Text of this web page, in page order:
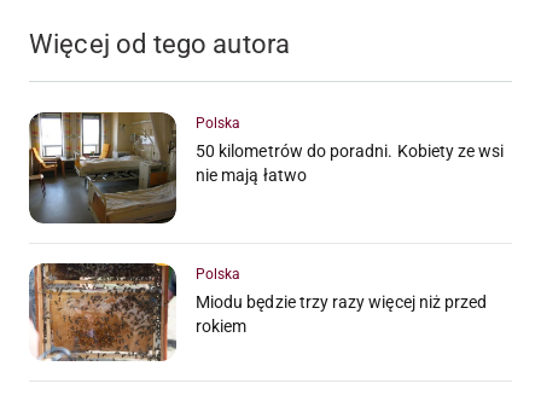
Więcej od tego autora
Polska
50 kilometrów do poradni. Kobiety ze wsi
nie mają łatwo
Polska
Miodu będzie trzy razy więcej niż przed
rokiem